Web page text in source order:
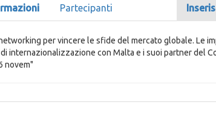
Partecipanti
per vincere le sfide del mercato globale. Le
internazionalizzazione con Malta e i suoi partner del
novem"